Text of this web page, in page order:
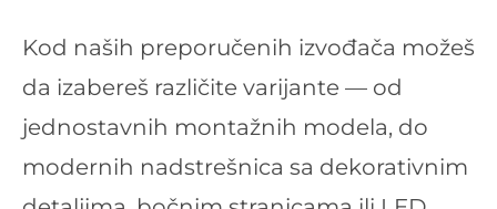
Kod naših preporučenih izvođača možeš
da izabereš različite varijante — od
jednostavnih montažnih modela, do
modernih nadstrešnica sa dekorativnim